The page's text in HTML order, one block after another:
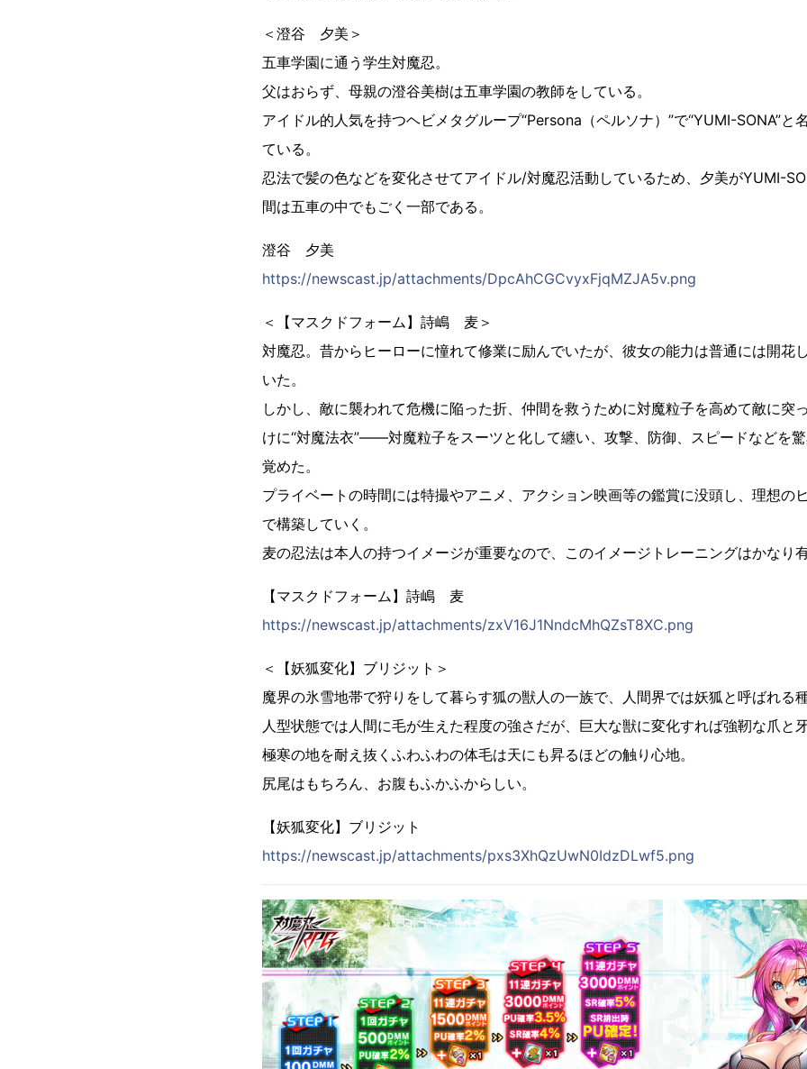
＜澄谷 夕美＞
五車学園に通う学生対魔忍。
父はおらず、母親の澄谷美樹は五車学園の教師をしている。
アイドル的人気を持つヘビメタグループ“Persona（ペルソナ）”で“YUMI-SONA”と
ている。
忍法で髪の色などを変化させてアイドル/対魔忍活動しているため、夕美がYUMI-
間は五車の中でもごく一部である。
澄谷 夕美
https://newscast.jp/attachments/DpcAhCGCvyxFjqMZJA5v.png
＜【マスクドフォーム】詩嶋 麦＞
対魔忍。昔からヒーローに憧れて修業に励んでいたが、彼女の能力は普通には開花
いた。
しかし、敵に襲われて危機に陥った折、仲間を救うために対魔粒子を高めて敵に突
けに“対魔法衣”――対魔粒子をスーツと化して纏い、攻撃、防御、スピードなどを
覚めた。
プライベートの時間には特撮やアニメ、アクション映画等の鑑賞に没頭し、理想の
で構築していく。
麦の忍法は本人の持つイメージが重要なので、このイメージトレーニングはかなり
【マスクドフォーム】詩嶋 麦
https://newscast.jp/attachments/zxV16J1NndcMhQZsT8XC.png
＜【妖狐変化】ブリジット＞
魔界の氷雪地帯で狩りをして暮らす狐の獣人の一族で、人間界では妖狐と呼ばれる
人型状態では人間に毛が生えた程度の強さだが、巨大な獣に変化すれば強靭な爪と
極寒の地を耐え抜くふわふわの体毛は天にも昇るほどの触り心地。
尻尾はもちろん、お腹もふかふからしい。
【妖狐変化】ブリジット
https://newscast.jp/attachments/pxs3XhQzUwN0IdzDLwf5.png